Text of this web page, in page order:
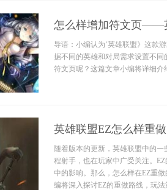
怎么样增加符文页——
导语：小编认为‘英雄联盟》这款
据不同的英雄和对局需求设置不
符文页呢？这篇文章小编将详细介
英雄联盟EZ怎么样重做
随着版本的更新，英雄联盟中的
程射手，也在玩家中广受关注。
中的影响。那么，怎么样在EZ重
编将深入探讨EZ的重做路线，玩